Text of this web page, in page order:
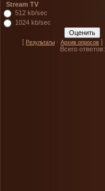
Stream TV
512 kb/sec
1024 kb/sec
[ Результаты · Архив опросов ]
Всего ответов: